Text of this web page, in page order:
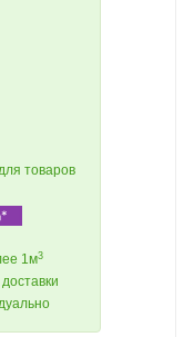
товаров
1м3